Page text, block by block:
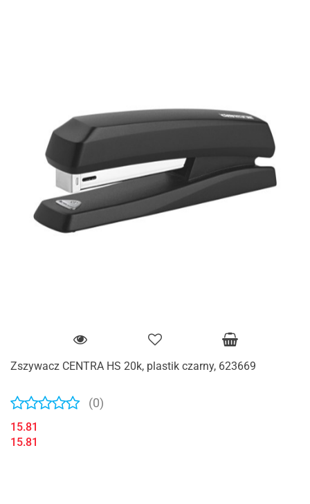
Zszywacz CENTRA HS 20k, plastik czarny, 623669
(0)
15.81
15.81